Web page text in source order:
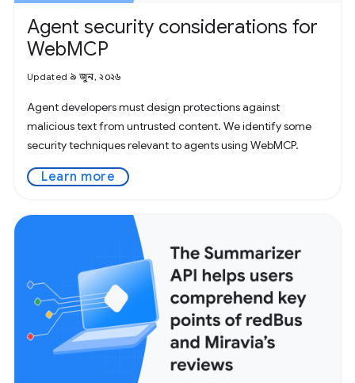
Agent security considerations for
WebMCP
Updated ৯ জুন, ২০২৬
Agent developers must design protections against
malicious text from untrusted content. We identify some
security techniques relevant to agents using WebMCP.
Learn more